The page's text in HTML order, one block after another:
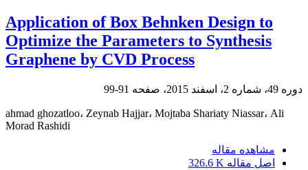
Application of Box Behnken Design to
Optimize the Parameters to Synthesis
Graphene by CVD Process
دوره 49، شماره 2، اسفند 2015، صفحه 91-99
ahmad ghozatloo، Zeynab Hajjar، Mojtaba Shariaty Niassar، Ali
Morad Rashidi
مشاهده مقاله
اصل مقاله 326.6 K